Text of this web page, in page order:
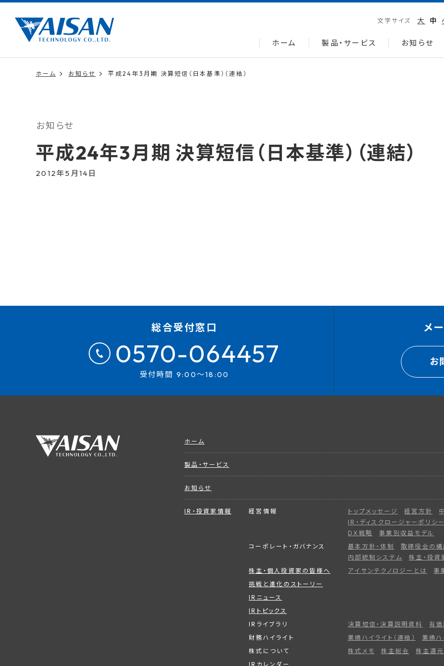
文字サイズ 大 中
ホーム 製品・サービス お知らせ
ホーム お知らせ 平成24年3月期 決算短信（日本基準）（連結）
お知らせ
平成24年3月期 決算短信（日本基準）（連結）
2012年5月14日
総合受付窓口
0570-064457
受付時間 9:00～18:00
メ
お
ホーム
製品・サービス
お知らせ
IR・投資家情報 経営情報 トップメッセージ 経営方針
IR・ディスクロージャーポリシ
DX戦略
事業別収益モデル
コーポレート・ガバナンス
基本方針・体制
取締役会の
内部統制システム
株主・投資
株主・個人投資家の皆様へ
アイサンテクノロジーとは
事
挑戦と進化のストーリー
IRニュース
IRトピックス
IRライブラリ
決算短信・決算説明資料
有
財務ハイライト
業績ハイライト（連結）
業績ハ
株式について
株式メモ 株主総会
株主還元
IRカレンダー